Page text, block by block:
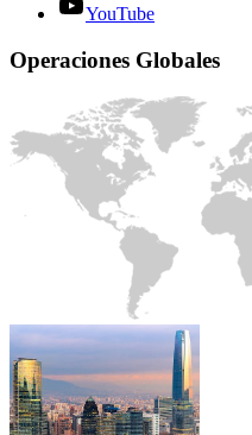
YouTube
Operaciones Globales